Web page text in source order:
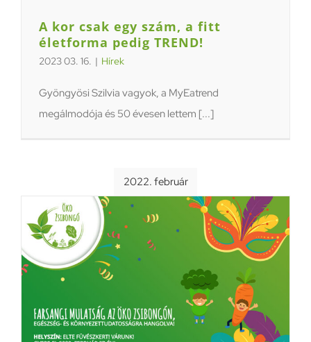
A kor csak egy szám, a fitt
életforma pedig TREND!
2023 03. 16. | Hírek
Gyöngyösi Szilvia vagyok, a MyEatrend
megálmodója és 50 évesen lettem [...]
2022. február